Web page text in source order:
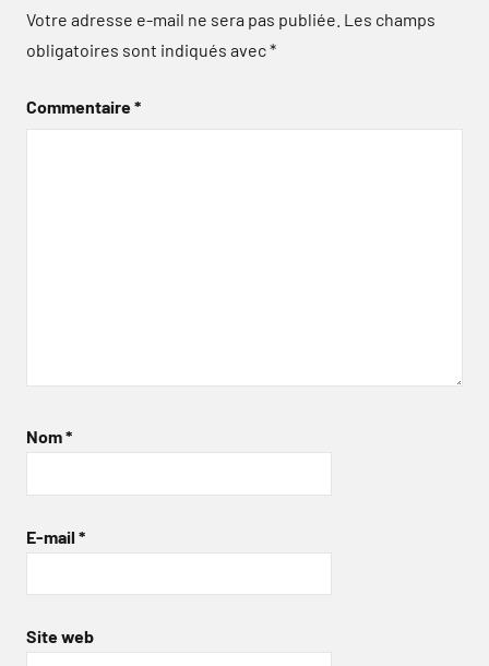
Votre adresse e-mail ne sera pas publiée. Les champs
obligatoires sont indiqués avec*
Commentaire*
Nom*
E-mail *
Site web